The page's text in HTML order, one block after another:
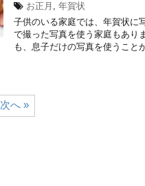
お正月 , 年賀状
子供のいる家庭では、年賀状に
で撮った写真を使う家庭もあり
も、息子だけの写真を使うこと
次へ »